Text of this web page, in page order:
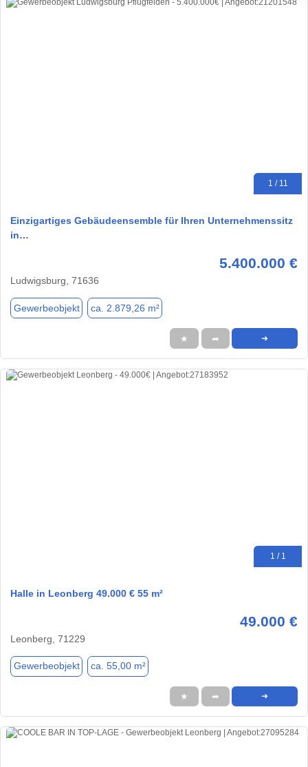
1 / 11
Einzigartiges Gebäudeensemble für Ihren Unternehmenssitz
in…
5.400.000 €
Ludwigsburg, 71636
Gewerbeobjekt ca. 2.879,26 m²
★ ➦ ➜
1 / 1
Halle in Leonberg 49.000 € 55 m²
49.000 €
Leonberg, 71229
Gewerbeobjekt ca. 55,00 m²
★ ➦ ➜